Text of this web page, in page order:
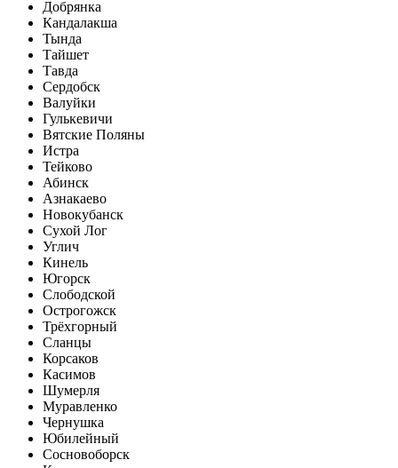
Добрянка
Кандалакша
Тында
Тайшет
Тавда
Сердобск
Валуйки
Гулькевичи
Вятские Поляны
Истра
Тейково
Абинск
Азнакаево
Новокубанск
Сухой Лог
Углич
Кинель
Югорск
Слободской
Острогожск
Трёхгорный
Сланцы
Корсаков
Касимов
Шумерля
Муравленко
Чернушка
Юбилейный
Сосновоборск